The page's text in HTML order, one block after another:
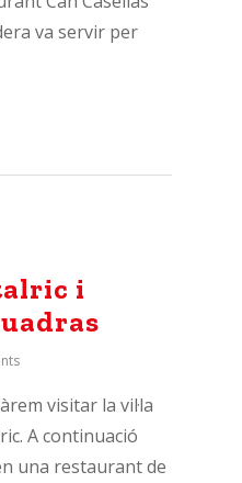
va servir per
i
visitar la vil·la
A continuació
una restaurant de